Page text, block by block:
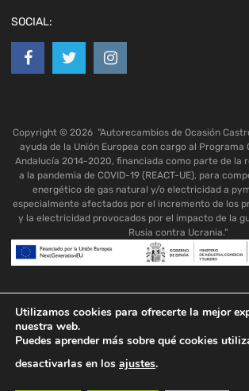
SOCIAL:
Copyright © 2026 "Autorecambios de Ocasión
ayuda de la Unión Europea con cargo al Programa
Andalucía 2014-2020, financiada como parte de la
a la pandemia de COVID-19 (REACT-UE), para
energético de gas natural y/o electricidad a
especialmente afectados por el incremento de los
y la electricidad provocados por el impacto de la
Rusia contra Ucrania."
Utilizamos cookies para ofrecerte la mejor
nuestra web.
Puedes aprender más sobre qué cookies
desactivarlas en los ajustes.